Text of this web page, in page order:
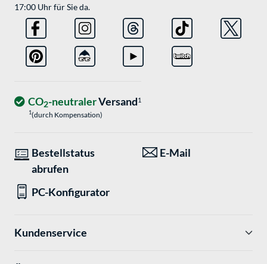
17:00 Uhr für Sie da.
CO2-neutralerVersand1
1(durch Kompensation)
Bestellstatus
abrufen
E-Mail
PC-Konfigurator
Kundenservice